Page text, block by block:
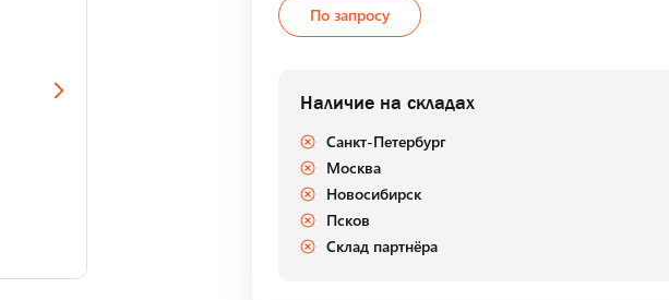
По запросу
Наличие на складах
Санкт-Петербург
Москва
Новосибирск
Псков
Склад партнёра